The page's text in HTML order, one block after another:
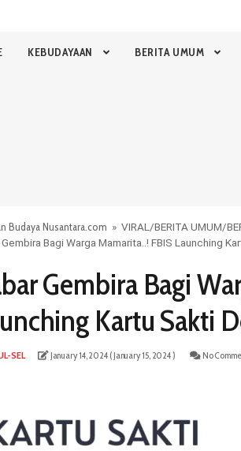
KEBUDAYAAN BERITA UMUM
Budaya Nusantara.com » VIRAL /BERITA UMUM/
Bagi Warga Mamarita..! FBIS Launching
Gembira Bagi
Kartu Sakti
SEL January 14, 2024 ( January 15, 2024 ) No